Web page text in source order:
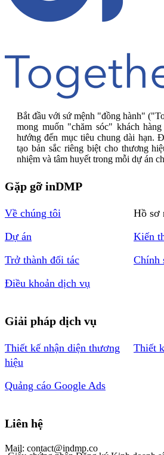
Bắt đầu với sứ mệnh "đồng hành"
mong muốn "chăm sóc" khách
hướng đến mục tiêu chung dài hạn.
tạo bản sắc riêng biệt cho thương
nhiệm và tâm huyết trong mỗi dự án
Gặp gỡ inDMP
Về chúng tôi
Hồ sơ
Dự án
Kiến
Trở thành đối tác
Chính
Điều khoản dịch vụ
Giải pháp dịch vụ
Thiết kế nhận diện thương
hiệu
Thiết
Quảng cáo Google Ads
Liên hệ
Mail: contact@indmp.co